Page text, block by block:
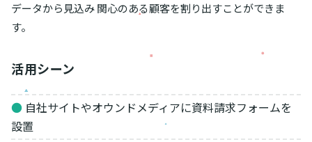
データから見込み 関心のある顧客を割り出すことができま
す。
活用シーン
● 自社サイトやオウンドメディアに資料請求フォームを
設置